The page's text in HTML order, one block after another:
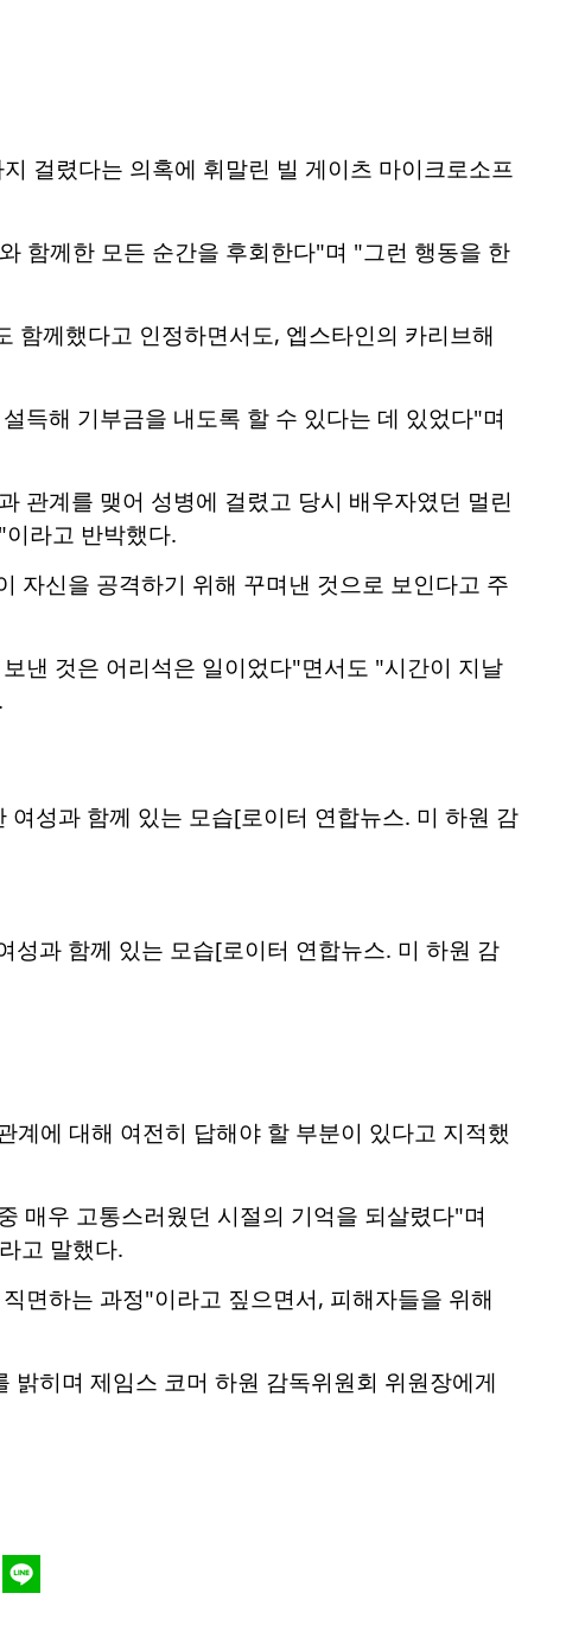
걸렸다는 의혹에 휘말린 빌 게이츠 마이크로소프
함께한 모든 순간을 후회한다"며 "그런 행동을 한
함께했다고 인정하면서도, 엡스타인의 카리브해
득해 기부금을 내도록 할 수 있다는 데 있었다"며
관계를 맺어 성병에 걸렸고 당시 배우자였던 멀린
라고 반박했다.
자신을 공격하기 위해 꾸며낸 것으로 보인다고 주
낸 것은 어리석은 일이었다"면서도 "시간이 지날
성과 함께 있는 모습[로이터 연합뉴스. 미 하원 감
에 대해 여전히 답해야 할 부분이 있다고 지적했
매우 고통스러웠던 시절의 기억을 되살렸다"며
고 말했다.
면하는 과정"이라고 짚으면서, 피해자들을 위해
히며 제임스 코머 하원 감독위원회 위원장에게